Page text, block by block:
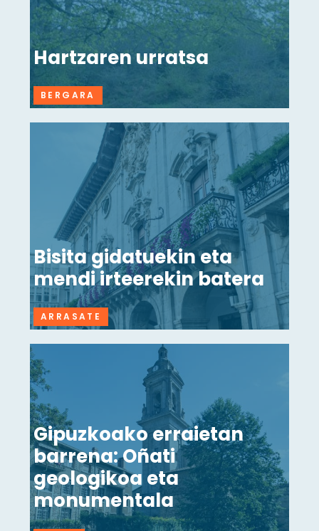
Hartzaren urratsa
BERGARA
Bisita gidatuekin eta
mendi irteerekin batera
ARRASATE
Gipuzkoako erraietan
barrena: Oñati
geologikoa eta
monumentala